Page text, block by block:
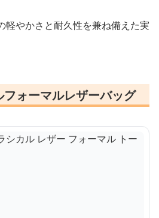
軽やかさと耐久性を兼ね備えた実
ォーマルレザーバッグ